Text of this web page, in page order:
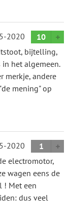
2020
10
bijtelling,
het algemeen.
merkje, andere
mening" op
2020
1
electromotor,
wagen eens de
! Met een
dus veel